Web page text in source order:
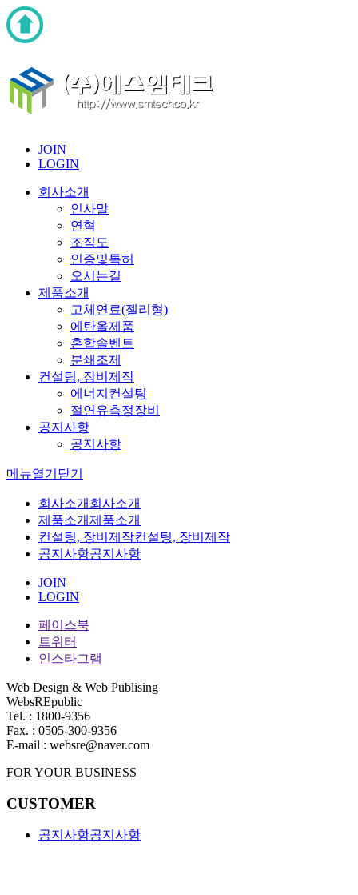
JOIN
LOGIN
회사소개
인사말
연혁
조직도
인증및특허
오시는길
제품소개
고체연료(젤리형)
에탄올제품
혼합솔벤트
분쇄조제
컨설팅, 장비제작
에너지컨설팅
절연유측정장비
공지사항
공지사항
메뉴열기 닫기
회사소개 회사소개
제품소개제품소개
컨설팅, 장비제작컨설팅, 장비제작
공지사항공지사항
JOIN
LOGIN
페이스북
트위터
인스타그램
Web Design & Web Publising
WebsREpublic
Tel. : 1800-9356
Fax. : 0505-300-9356
E-mail : websre@naver.com
FOR YOUR BUSINESS
CUSTOMER
공지사항공지사항